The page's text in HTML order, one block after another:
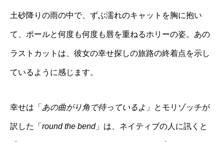
土砂降りの雨の中で、ずぶ濡れのキャットを胸に抱い
て、ポールと何度も何度も唇を重ねるホリーの姿。あの
ラストカットは、彼女の幸せ探しの旅路の終着点を示し
ているように感じます。
幸せは「 あの曲がり角で待っているよ 」とモリゾッチが
訳した「 round the bend」は、ネイティブの人に訊くと